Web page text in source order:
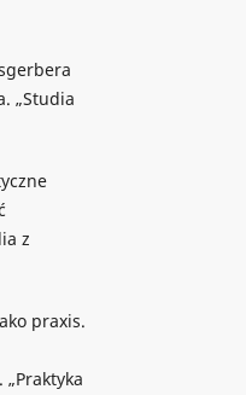
„Studia
z
praxis.